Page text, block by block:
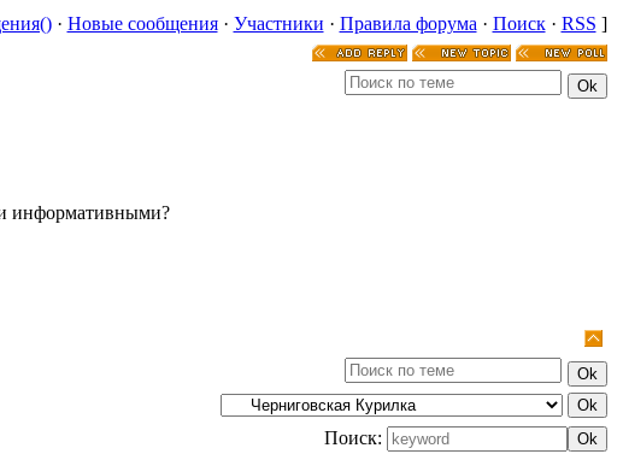
· Новые сообщения· Участники · Правила форума · Поиск· RSS ]
информативными?
Поиск: